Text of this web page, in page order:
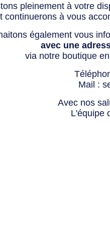
pleinement à votre
continuerons à vous
également vous
avec une
via notre boutique
Mail :
Avec nos
L'équipe